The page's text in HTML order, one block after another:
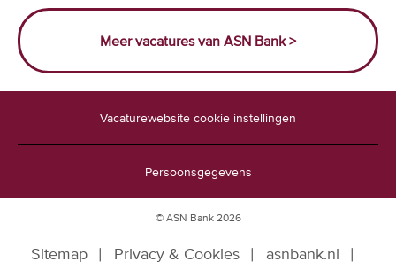
Meer vacatures van ASN Bank >
Vacaturewebsite cookie instellingen
Persoonsgegevens
© ASN Bank 2026
Sitemap Privacy & Cookies asnbank.nl